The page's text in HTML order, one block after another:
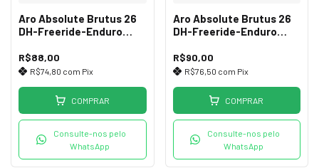
Aro Absolute Brutus 26
DH-Freeride-Enduro
R$88,00
R$74,80 com Pix
COMPRAR
Consulte-nos pelo
WhatsApp
Aro Absolute Brutus 26
DH-Freeride-Enduro
R$90,00
R$76,50 com Pix
COMPRAR
Consulte-nos pelo
WhatsApp